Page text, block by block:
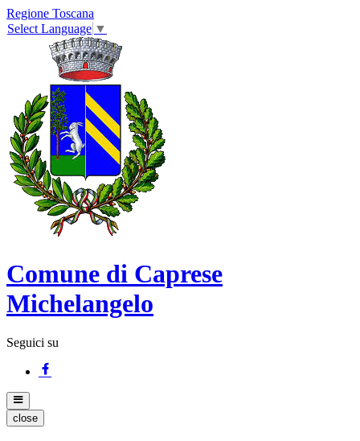
Regione Toscana
Select Language ▼
Comune di Caprese
Michelangelo
Seguici su
close